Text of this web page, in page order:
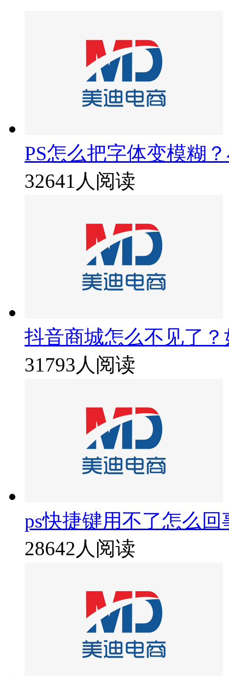
PS怎么把字体变模糊
32641人阅读
抖音商城怎么不见了
31793人阅读
ps快捷键用不了怎么
28642人阅读